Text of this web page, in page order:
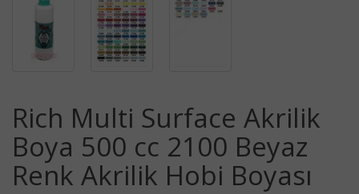
Rich Multi Surface Akrilik
Boya 500 cc 2100 Beyaz
Renk Akrilik Hobi Boyası